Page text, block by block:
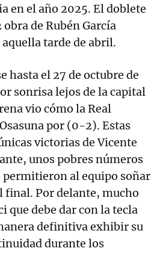
en el año 2025. El doblete
de Rubén García
tarde de abril.
hasta el 27 de octubre de
sonrisa lejos de la capital
vio cómo la Real
por (0-2). Estas
victorias de Vicente
unos pobres números
permitieron al equipo soñar
final. Por delante, mucho
que debe dar con la tecla
definitiva exhibir su
durante los